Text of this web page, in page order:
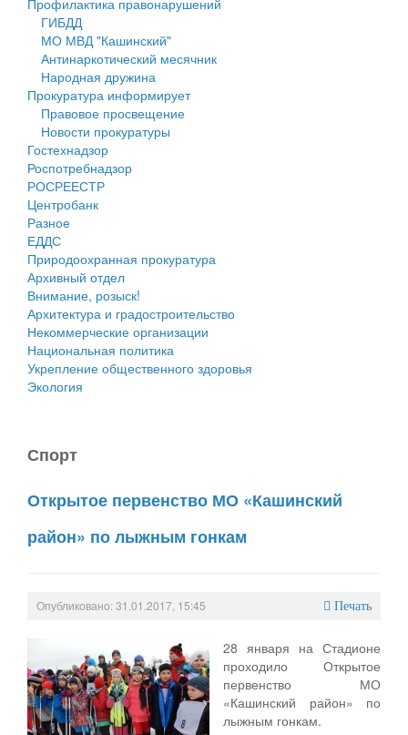
Нормативы градостроительного проектирования
Правила землепользования и застройки
Генеральные планы
Проекты планировки территории
Собрание депутатов
Городское поселение
Сельские поселения
ГИБДД
МО МВД "Кашинский"
Антинаркотический месячник
Народная дружина
Прокуратура информирует
Правовое просвещение
Новости прокуратуры
Гостехнадзор
Роспотребнадзор
РОСРЕЕСТР
Центробанк
Разное
ЕДДС
Природоохранная прокуратура
Архивный отдел
Внимание, розыск!
Архитектура и градостроительство
Некоммерческие организации
Национальная политика
Укрепление общественного здоровья
Экология
Спорт
Открытое первенство МО «Кашинский
район» по лыжным гонкам
Опубликовано: 31.01.2017, 15:45 Печать
28 января на Стадионе
проходило Открытое
первенство МО
«Кашинский район» по
лыжным гонкам.